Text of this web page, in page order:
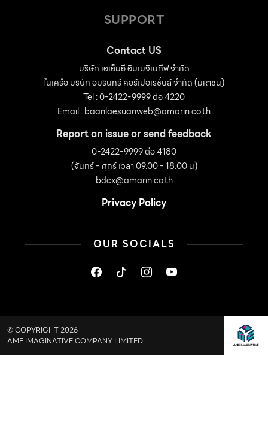
SUPPORT
Contact US
บริษัท เอเอ็มอี อิมเมจิเนทีฟ จำกัด
ในเครือ บริษัท อมรินทร์ คอร์เปอเรชั่นส์ จำกัด (มหาชน)
Tel : 0-2422-9999 ต่อ 4220
Email :baanlaesuanweb@amarin.co.th
Report an issue or send feedback
0-2422-9999 ต่อ 4180
(จันทร์ - ศุกร์ เวลา 09.00 - 18.00 น)
bdcx@amarin.co.th
Privacy Policy
OUR SOCIALS
© COPYRIGHT 2026
AME IMAGINATIVE COMPANY LIMITED.